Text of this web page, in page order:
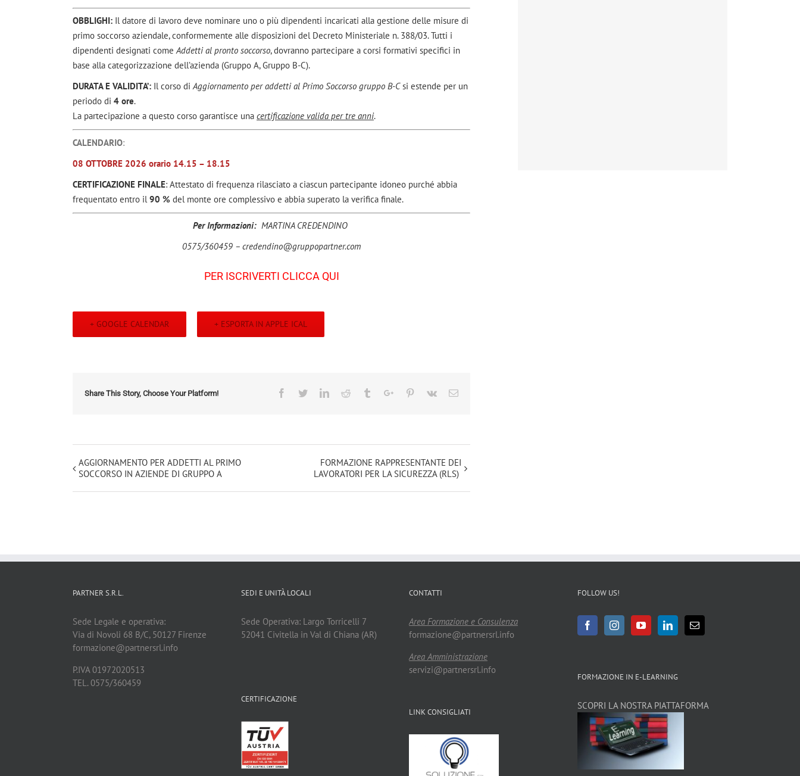
OBBLIGHI: Il datore di lavoro deve nominare uno o più dipendenti incaricati alla gestione delle misure di
primo soccorso aziendale, conformemente alle disposizioni del Decreto Ministeriale n. 388/03. Tutti i
dipendenti designati comeAddetti al pronto soccorso, dovranno partecipare a corsi formativi specifici in
base alla categorizzazione dell’azienda (Gruppo A, Gruppo B-C).
DURATA E VALIDITA’: Il corso diAggiornamento per addetti al Primo Soccorso gruppo B-Csi estende per un
periodo di 4 ore.
La partecipazione a questo corso garantisce una certificazione valida per tre anni.
CALENDARIO:
08 OTTOBRE 2026 orario 14.15 – 18.15
CERTIFICAZIONE FINALE: Attestato di frequenza rilasciato a ciascun partecipante idoneo purché abbia
frequentato entro il 90 % del monte ore complessivo e abbia superato la verifica finale.
Per Informazioni: MARTINA CREDENDINO
0575/360459 – credendino@gruppopartner.com
PER ISCRIVERTI CLICCA QUI
+ GOOGLE CALENDAR + ESPORTA IN APPLE ICAL
Share This Story, Choose Your Platform! Facebook
TwitterLinkedinReddit TumblrGoogle+Pinterest
Vk Email
Evento
Navigation
AGGIORNAMENTO PER ADDETTI AL PRIMO
SOCCORSO IN AZIENDE DI GRUPPO A
FORMAZIONE RAPPRESENTANTE DEI
LAVORATORI PER LA SICUREZZA (RLS)
PARTNER S.R.L.
Sede Legale e operativa:
Via di Novoli 68 B/C, 50127 Firenze
formazione@partnersrl.info
P.IVA 01972020513
TEL. 0575/360459
SEDI E UNITÀ LOCALI
Sede Operativa: Largo Torricelli 7
52041 Civitella in Val di Chiana (AR)
CERTIFICAZIONE
CONTATTI
Area Formazione e Consulenza
formazione@partnersrl.info
Area Amministrazione
servizi@partnersrl.info
LINK CONSIGLIATI
FOLLOW US!
FORMAZIONE IN E-LEARNING
SCOPRI LA NOSTRA PIATTAFORMA